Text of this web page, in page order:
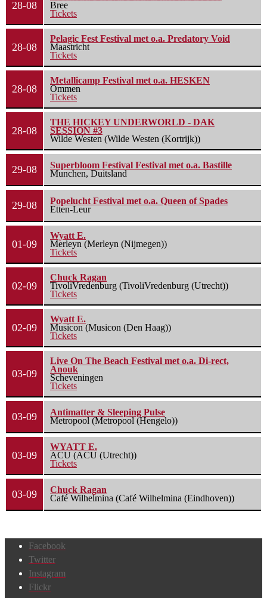
28-08
Bree
Tickets
28-08
Pelagic Fest Festival met o.a. Predatory Void
Maastricht
Tickets
28-08
Metallicamp Festival met o.a. HESKEN
Ommen
Tickets
28-08
THE HICKEY UNDERWORLD - DAK
SESSION #3
Wilde Westen (Wilde Westen (Kortrijk))
29-08
Superbloom Festival Festival met o.a. Bastille
Munchen, Duitsland
29-08
Popelucht Festival met o.a. Queen of Spades
Etten-Leur
01-09
Wyatt E.
Merleyn (Merleyn (Nijmegen))
Tickets
02-09
Chuck Ragan
TivoliVredenburg (TivoliVredenburg (Utrecht))
Tickets
02-09
Wyatt E.
Musicon (Musicon (Den Haag))
Tickets
03-09
Live On The Beach Festival met o.a. Di-rect,
Anouk
Scheveningen
Tickets
03-09
Antimatter & Sleeping Pulse
Metropool (Metropool (Hengelo))
03-09
WYATT E.
ACU (ACU (Utrecht))
Tickets
03-09
Chuck Ragan
Café Wilhelmina (Café Wilhelmina (Eindhoven))
Facebook
Twitter
Instagram
Flickr